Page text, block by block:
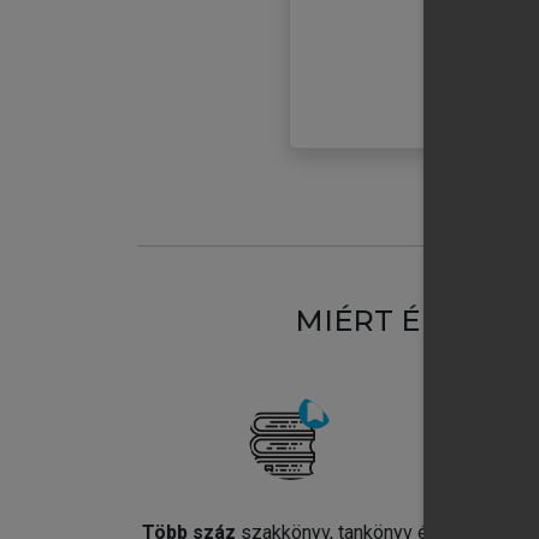
MIÉRT
Több száz szakkönyv, tankönyv és